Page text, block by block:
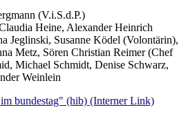
(V.i.S.d.P.)
Heine, Alexander Heinrich
Jeglinski, Susanne Ködel (Volontärin),
Metz, Sören Christian Reimer (Chef
Michael Schmidt, Denise Schwarz,
Weinlein
bundestag" (hib) (Interner Link)